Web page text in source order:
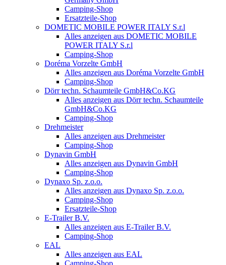
Camping-Shop
Ersatzteile-Shop
DOMETIC MOBILE POWER ITALY S.r.l
Alles anzeigen aus DOMETIC MOBILE
POWER ITALY S.r.l
Camping-Shop
Doréma Vorzelte GmbH
Alles anzeigen aus Doréma Vorzelte GmbH
Camping-Shop
Dörr techn. Schaumteile GmbH&Co.KG
Alles anzeigen aus Dörr techn. Schaumteile
GmbH&Co.KG
Camping-Shop
Drehmeister
Alles anzeigen aus Drehmeister
Camping-Shop
Dynavin GmbH
Alles anzeigen aus Dynavin GmbH
Camping-Shop
Dynaxo Sp. z.o.o.
Alles anzeigen aus Dynaxo Sp. z.o.o.
Camping-Shop
Ersatzteile-Shop
E-Trailer B.V.
Alles anzeigen aus E-Trailer B.V.
Camping-Shop
EAL
Alles anzeigen aus EAL
Camping-Shop